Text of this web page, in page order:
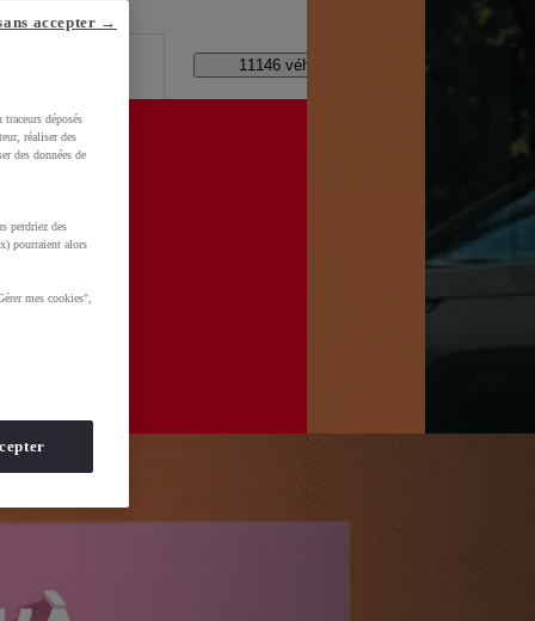
?
11146 véhicules disponibles
déposés
réaliser des
des données de
perdriez des
pourraient alors
mes cookies",
accepter →